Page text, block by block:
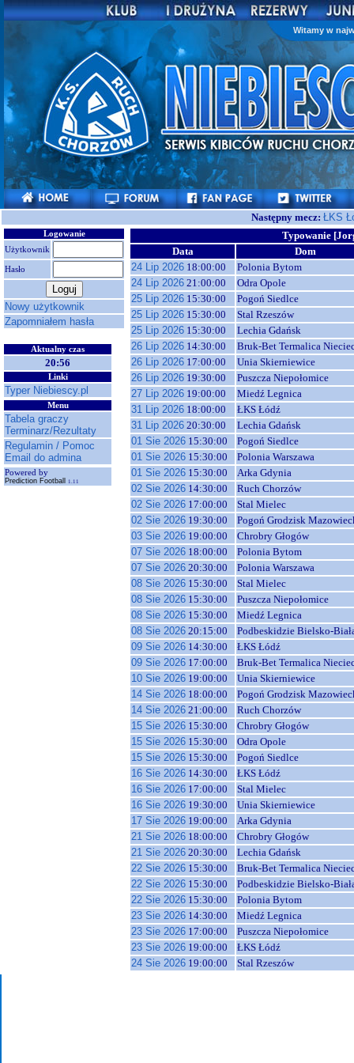
Witamy w
Następny mecz: ŁKS
Logowanie
Użytkownik
Hasło
Nowy użytkownik
Zapomniałem hasła
Aktualny czas
20:56
Linki
Typer Niebiescy.pl
Menu
Tabela graczy
Terminarz/Rezultaty
Regulamin / Pomoc
Email do admina
Powered by
Prediction Football 1.11
Typowanie
Data
Dom
24 Lip 2026 18:00:00
Polonia Bytom
24 Lip 2026 21:00:00
Odra Opole
25 Lip 2026 15:30:00
Pogoń Siedlce
25 Lip 2026 15:30:00
Stal Rzeszów
25 Lip 2026 15:30:00
Lechia Gdańsk
26 Lip 2026 14:30:00
Bruk-Bet Termalica
26 Lip 2026 17:00:00
Unia Skierniewice
26 Lip 2026 19:30:00
Puszcza Niepołomice
27 Lip 2026 19:00:00
Miedź Legnica
31 Lip 2026 18:00:00
ŁKS Łódź
31 Lip 2026 20:30:00
Lechia Gdańsk
01 Sie 2026 15:30:00
Pogoń Siedlce
01 Sie 2026 15:30:00
Polonia Warszawa
01 Sie 2026 15:30:00
Arka Gdynia
02 Sie 2026 14:30:00
Ruch Chorzów
02 Sie 2026 17:00:00
Stal Mielec
02 Sie 2026 19:30:00
Pogoń Grodzisk
03 Sie 2026 19:00:00
Chrobry Głogów
07 Sie 2026 18:00:00
Polonia Bytom
07 Sie 2026 20:30:00
Polonia Warszawa
08 Sie 2026 15:30:00
Stal Mielec
08 Sie 2026 15:30:00
Puszcza Niepołomice
08 Sie 2026 15:30:00
Miedź Legnica
08 Sie 2026 20:15:00
Podbeskidzie Bielsko-
09 Sie 2026 14:30:00
ŁKS Łódź
09 Sie 2026 17:00:00
Bruk-Bet Termalica
10 Sie 2026 19:00:00
Unia Skierniewice
14 Sie 2026 18:00:00
Pogoń Grodzisk
14 Sie 2026 21:00:00
Ruch Chorzów
15 Sie 2026 15:30:00
Chrobry Głogów
15 Sie 2026 15:30:00
Odra Opole
15 Sie 2026 15:30:00
Pogoń Siedlce
16 Sie 2026 14:30:00
ŁKS Łódź
16 Sie 2026 17:00:00
Stal Mielec
16 Sie 2026 19:30:00
Unia Skierniewice
17 Sie 2026 19:00:00
Arka Gdynia
21 Sie 2026 18:00:00
Chrobry Głogów
21 Sie 2026 20:30:00
Lechia Gdańsk
22 Sie 2026 15:30:00
Bruk-Bet Termalica
22 Sie 2026 15:30:00
Podbeskidzie Bielsko-
22 Sie 2026 15:30:00
Polonia Bytom
23 Sie 2026 14:30:00
Miedź Legnica
23 Sie 2026 17:00:00
Puszcza Niepołomice
23 Sie 2026 19:00:00
ŁKS Łódź
24 Sie 2026 19:00:00 Stal Rzeszów